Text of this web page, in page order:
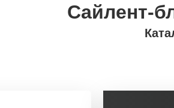
Сайлент-